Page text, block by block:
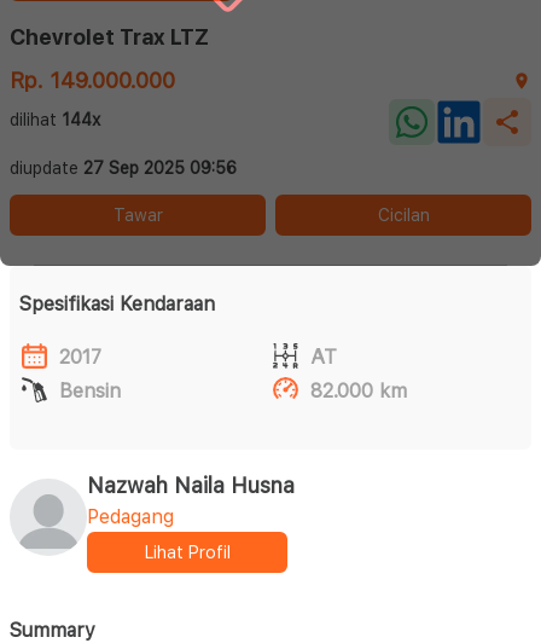
Chevrolet Trax LTZ
Rp. 149.000.000
dilihat 144x
diupdate 27 Sep 2025 09:56
Tawar Cicilan
Spesifikasi Kendaraan
2017
AT
Bensin
82.000 km
Nazwah Naila Husna
Pedagang
Lihat Profil
Summary